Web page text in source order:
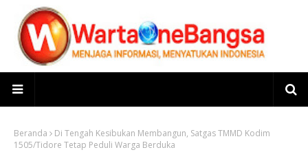
Beranda
Di Tengah Kesibukan Membangun, Satgas TMMD Kodim
1505/Tidore Tetap Peduli Warga Berduka